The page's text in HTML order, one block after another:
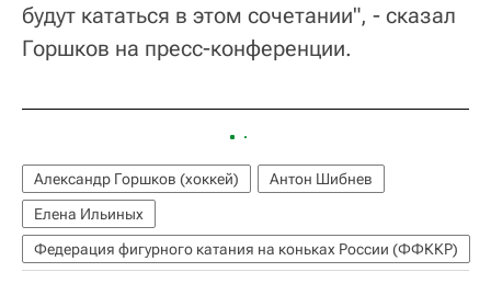
будут кататься в этом сочетании", - сказал
Горшков на пресс-конференции.
Александр Горшков (хоккей)
Антон Шибнев
Елена Ильиных
Федерация фигурного катания на коньках России (ФФККР)